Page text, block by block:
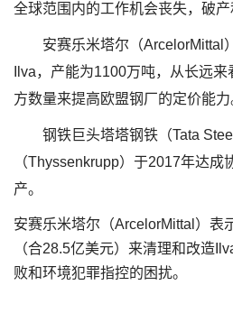
全球范围内的工作机会丧失，破产
安赛乐米塔尔（ArcelorMittal
Ilva，产能为1100万吨，从长远
方数量来提高欧盟钢厂的定价能力
钢铁巨头塔塔钢铁（Tata
（Thyssenkrupp）于2017年达成
产。
安赛乐米塔尔（ArcelorMittal）表
（合28.5亿美元）来清理和改造
败和环境犯罪指控的困扰。